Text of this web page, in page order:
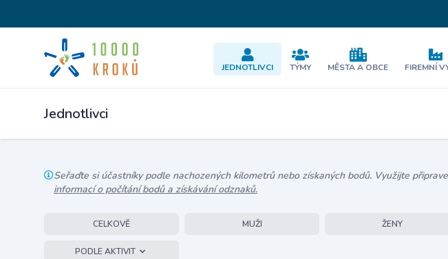
JEDNOTLIVCI TÝMY MĚSTA A OBCE FIREMNÍ
Jednotlivci
Seřaďte si účastníky podle nachozených kilometrů nebo získaných bodů. Využijte
informací o počítání bodů a získávání odznaků.
CELKOVĚ MUŽI ŽENY
PODLE AKTIVIT